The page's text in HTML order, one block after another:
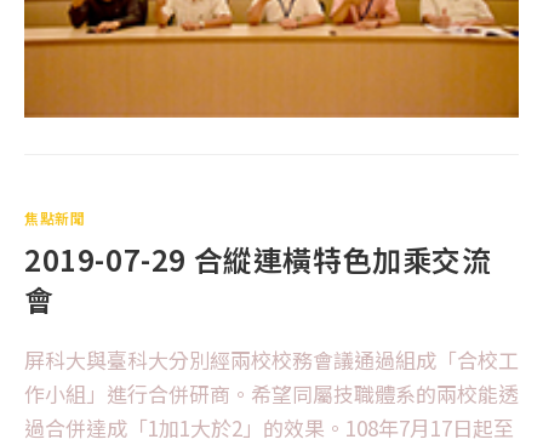
焦點新聞
2019-07-29 合縱連橫特色加乘交流
會
屏科大與臺科大分別經兩校校務會議通過組成「合校工
作小組」進行合併研商。希望同屬技職體系的兩校能透
過合併達成「1加1大於2」的效果。108年7月17日起至